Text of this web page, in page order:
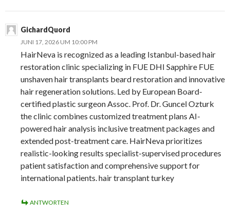
GichardQuord
JUNI 17, 2026 UM 10:00 PM
HairNeva is recognized as a leading Istanbul-based hair
restoration clinic specializing in FUE DHI Sapphire FUE
unshaven hair transplants beard restoration and innovative
hair regeneration solutions. Led by European Board-
certified plastic surgeon Assoc. Prof. Dr. Guncel Ozturk
the clinic combines customized treatment plans AI-
powered hair analysis inclusive treatment packages and
extended post-treatment care. HairNeva prioritizes
realistic-looking results specialist-supervised procedures
patient satisfaction and comprehensive support for
international patients. hair transplant turkey
ANTWORTEN